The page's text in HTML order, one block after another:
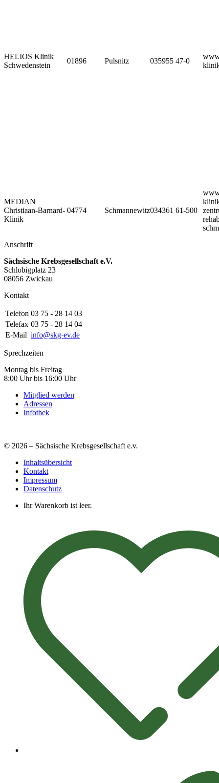
HELIOS Klinik
Schwedenstein
01896 Pulsnitz 035955 47-0
MEDIAN
Christiaan-Barnard-
Klinik
04774 Schmannewitz034361 61-500
Anschrift
Sächsische Krebsgesellschaft e.V.
Schlobigplatz 23
08056 Zwickau
Kontakt
Telefon 03 75 - 28 14 03
Telefax 03 75 - 28 14 04
E-Mail info@skg-ev.de
Sprechzeiten
Montag bis Freitag
8:00 Uhr bis 16:00 Uhr
Mitglied werden
Adressen
Infothek
© 2026 – Sächsische Krebsgesellschaft e.v.
Inhaltsübersicht
Kontakt
Impressum
Datenschutz
Ihr Warenkorb ist leer.